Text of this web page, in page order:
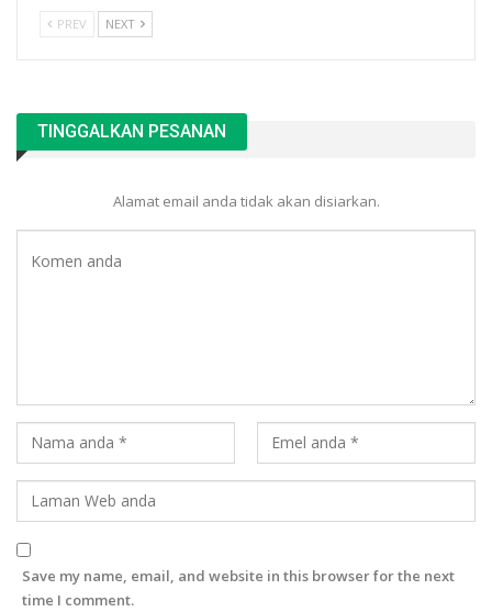
PREV NEXT
TINGGALKAN PESANAN
Alamat email anda tidak akan disiarkan.
Save my name, email, and website in this browser for the next
time I comment.